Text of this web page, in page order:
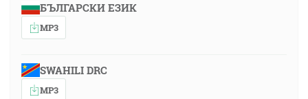
БЪЛГАРСКИ ЕЗИК
MP3
SWAHILI DRC
MP3